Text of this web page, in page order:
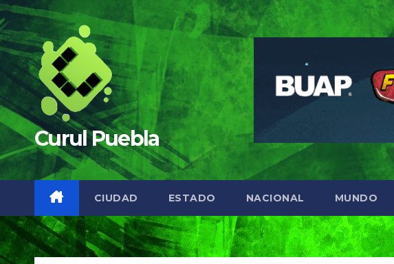
Saltar
al
contenido
Curul Puebla
CIUDAD ESTADO NACIONAL MUNDO